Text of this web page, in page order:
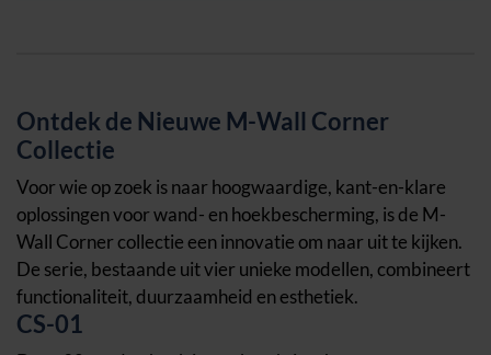
Ontdek de Nieuwe M-Wall Corner
Collectie
Voor wie op zoek is naar hoogwaardige, kant-en-klare
oplossingen voor wand- en hoekbescherming, is de M-
Wall Corner collectie een innovatie om naar uit te kijken.
De serie, bestaande uit vier unieke modellen, combineert
functionaliteit, duurzaamheid en esthetiek.
CS-01